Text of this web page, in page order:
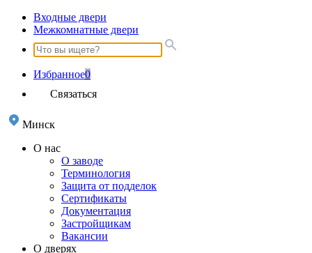
Входные двери
Межкомнатные двери
Избранное0
Связаться
Минск
О нас
О заводе
Терминология
Защита от подделок
Сертификаты
Документация
Застройщикам
Вакансии
О дверях